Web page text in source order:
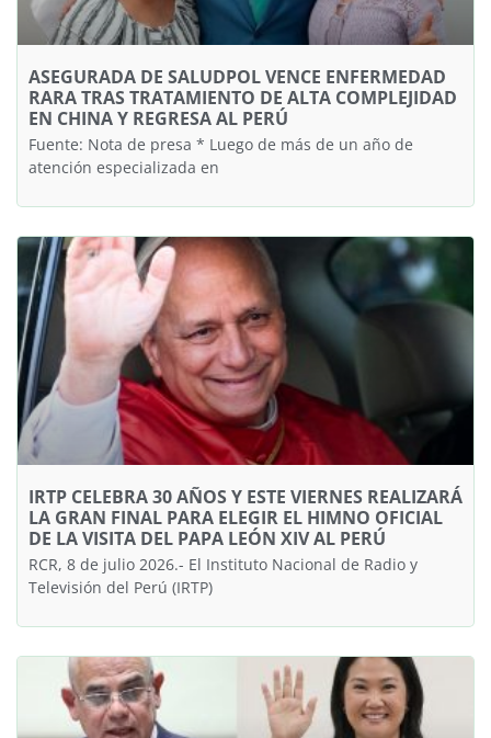
ASEGURADA DE SALUDPOL VENCE ENFERMEDAD
RARA TRAS TRATAMIENTO DE ALTA COMPLEJIDAD
EN CHINA Y REGRESA AL PERÚ
Fuente: Nota de presa * Luego de más de un año de
atención especializada en
IRTP CELEBRA 30 AÑOS Y ESTE VIERNES REALIZARÁ
LA GRAN FINAL PARA ELEGIR EL HIMNO OFICIAL
DE LA VISITA DEL PAPA LEÓN XIV AL PERÚ
RCR, 8 de julio 2026.- El Instituto Nacional de Radio y
Televisión del Perú (IRTP)